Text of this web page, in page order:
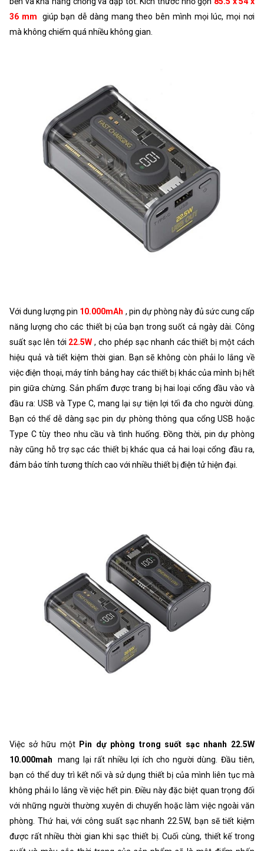
36 mm
giúp bạn dễ dàng mang theo bên mình mọi lúc, mọi nơi
mà không chiếm quá nhiều không gian.
Với dung lượng pin 10.000mAh , pin dự phòng này đủ sức cung cấp
năng lượng cho các thiết bị của bạn trong suốt cả ngày dài. Công
suất sạc lên tới 22.5W , cho phép sạc nhanh các thiết bị một cách
hiệu quả và tiết kiệm thời gian. Bạn sẽ không còn phải lo lắng về
việc điện thoại, máy tính bảng hay các thiết bị khác của mình bị hết
pin giữa chừng. Sản phẩm được trang bị hai loại cổng đầu vào và
đầu ra: USB và Type C, mang lại sự tiện lợi tối đa cho người dùng.
Bạn có thể dễ dàng sạc pin dự phòng thông qua cổng USB hoặc
Type C tùy theo nhu cầu và tình huống. Đồng thời, pin dự phòng
này cũng hỗ trợ sạc các thiết bị khác qua cả hai loại cổng đầu ra,
đảm bảo tính tương thích cao với nhiều thiết bị điện tử hiện đại.
Việc sở hữu một Pin dự phòng trong suốt sạc nhanh 22.5W
10.000mah
mang lại rất nhiều lợi ích cho người dùng. Đầu tiên,
bạn có thể duy trì kết nối và sử dụng thiết bị của mình liên tục mà
không phải lo lắng về việc hết pin. Điều này đặc biệt quan trọng đối
với những người thường xuyên di chuyển hoặc làm việc ngoài văn
phòng. Thứ hai, với công suất sạc nhanh 22.5W, bạn sẽ tiết kiệm
được rất nhiều thời gian khi sạc thiết bị. Cuối cùng, thiết kế trong